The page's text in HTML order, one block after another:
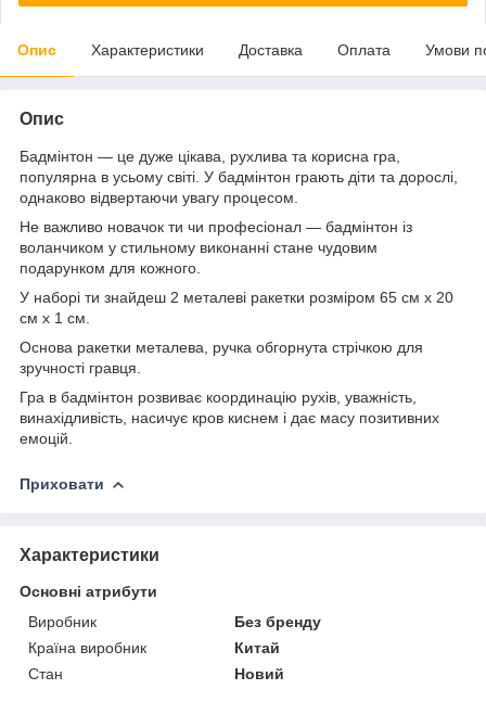
Опис Характеристики Доставка Оплата Умови
Опис
Бадмінтон — це дуже цікава, рухлива та корисна гра,
популярна в усьому світі. У бадмінтон грають діти та дорослі,
однаково відвертаючи увагу процесом.
Не важливо новачок ти чи професіонал — бадмінтон із
воланчиком у стильному виконанні стане чудовим
подарунком для кожного.
У наборі ти знайдеш 2 металеві ракетки розміром 65 см х 20
см х 1 см.
Основа ракетки металева, ручка обгорнута стрічкою для
зручності гравця.
Гра в бадмінтон розвиває координацію рухів, уважність,
винахідливість, насичує кров киснем і дає масу позитивних
емоцій.
Приховати
Характеристики
Основні атрибути
Виробник
Без бренду
Країна виробник
Китай
Стан
Новий